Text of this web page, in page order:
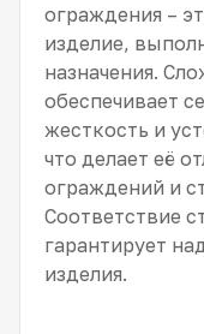
ограждения –
изделие,
назначения.
обеспечивает
жесткость и
что делает её
ограждений и
Соответствие
гарантирует
изделия.